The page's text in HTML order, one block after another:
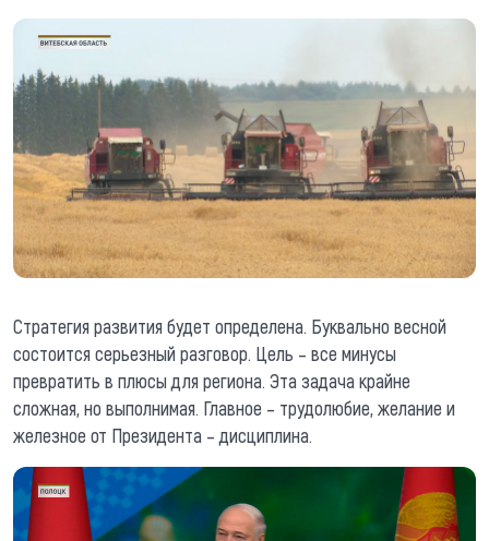
Стратегия развития будет определена. Буквально весной
состоится серьезный разговор. Цель – все минусы
превратить в плюсы для региона. Эта задача крайне
сложная, но выполнимая. Главное – трудолюбие, желание и
железное от Президента – дисциплина.